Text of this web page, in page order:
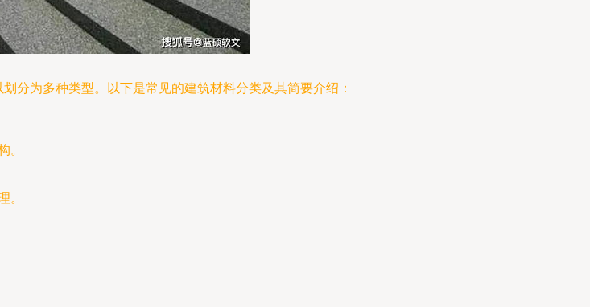
分为多种类型。以下是常见的建筑材料分类及其简要介绍：
。
。